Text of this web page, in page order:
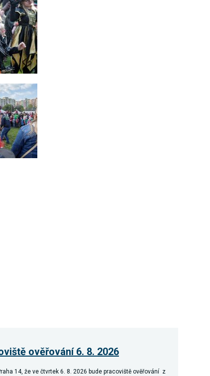
ověřování 6. 8. 2026
14, že ve čtvrtek 6. 8. 2026 bude pracoviště ověřování z